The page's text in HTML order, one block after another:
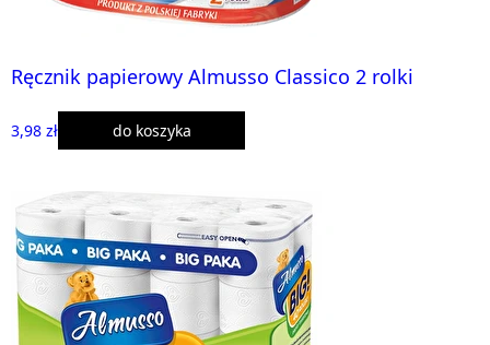
Ręcznik papierowy Almusso Classico 2 rolki
3,98 zł do koszyka